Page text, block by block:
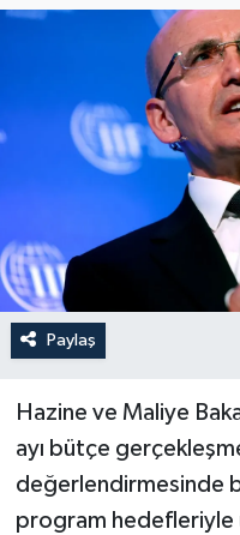
Paylaş
Hazine ve Maliye
ayı bütçe
değerlendirmesinde
program